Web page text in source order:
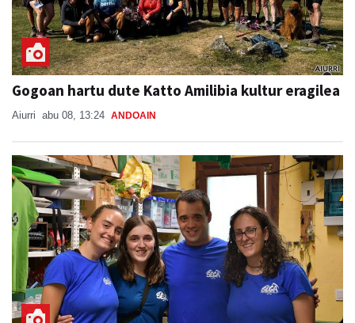
Gogoan hartu dute Katto Amilibia kultur eragilea
Aiurri abu 08, 13:24 ANDOAIN